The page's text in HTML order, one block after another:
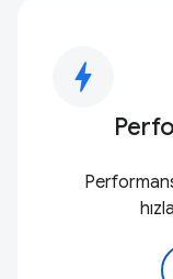
bolt